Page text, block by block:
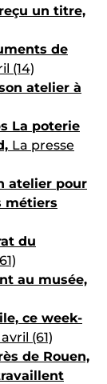
un titre,
de
(14)
atelier à
La poterie
La presse
atelier pour
métiers
du
au musée,
ce week-
(61)
de Rouen,